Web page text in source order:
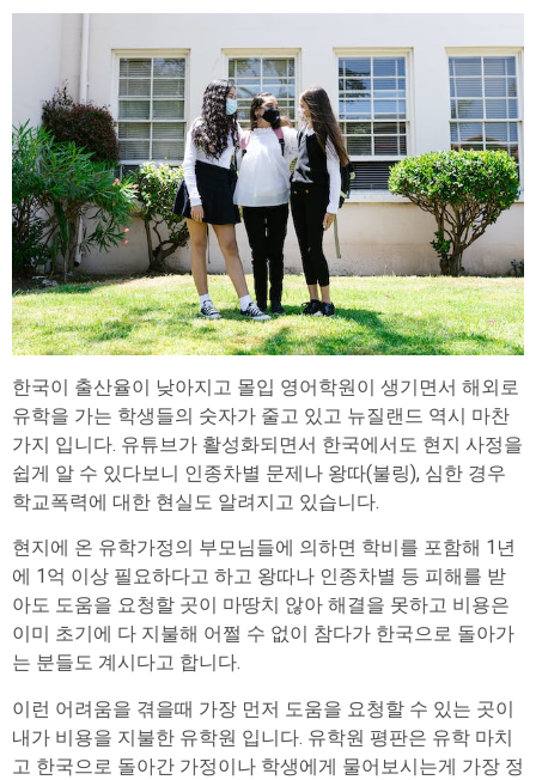
한국이 출산율이 낮아지고 몰입 영어학원이 생기면서 해외로
유학을 가는 학생들의 숫자가 줄고 있고 뉴질랜드 역시 마찬
가지 입니다. 유튜브가 활성화되면서 한국에서도 현지 사정을
쉽게 알 수 있다보니 인종차별 문제나 왕따(불링), 심한 경우
학교폭력에 대한 현실도 알려지고 있습니다.
현지에 온 유학가정의 부모님들에 의하면 학비를 포함해 1년
에 1억 이상 필요하다고 하고 왕따나 인종차별 등 피해를 받
아도 도움을 요청할 곳이 마땅치 않아 해결을 못하고 비용은
이미 초기에 다 지불해 어쩔 수 없이 참다가 한국으로 돌아가
는 분들도 계시다고 합니다.
이런 어려움을 겪을때 가장 먼저 도움을 요청할 수 있는 곳이
내가 비용을 지불한 유학원 입니다. 유학원 평판은 유학 마치
고 한국으로 돌아간 가정이나 학생에게 물어보시는게 가장 정